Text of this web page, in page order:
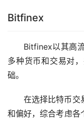
Bitfinex
Bitfinex以其高
多种货币和交易对
础。
在选择比特币交
和偏好，综合考虑各